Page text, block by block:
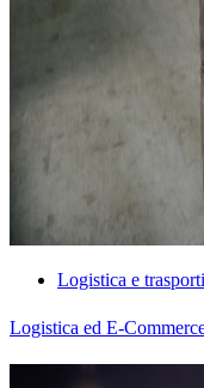
Logistica e trasporti
Logistica ed E-